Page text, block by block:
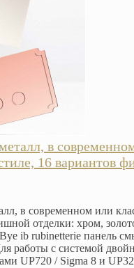
в
16 вариантов
в современном или
отделки: хром,
ib rubinetterie панель
работы с системой
UP720 / Sigma 8 и